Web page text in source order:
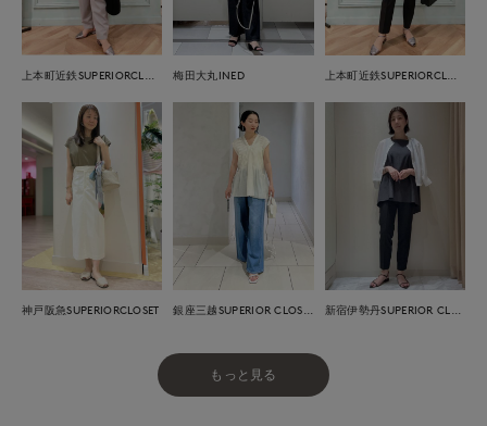
梅田大丸INED
神戸阪急SUPERIORCLOSET
もっと見る